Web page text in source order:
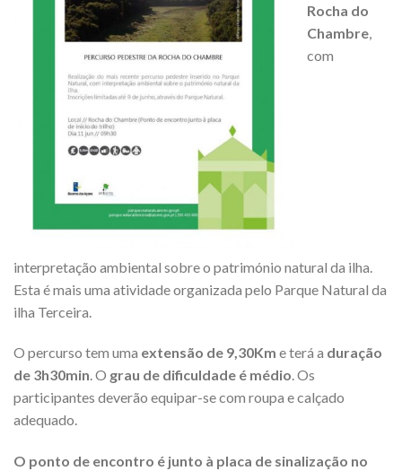
Rocha do
Chambre
com
interpretação ambiental sobre o património natural da ilha.
Esta é mais uma atividade organizada pelo Parque Natural da
ilha Terceira.
O percurso tem uma extensão de 9,30Km e terá a duração
de 3h30min. O grau de dificuldade é médio. Os
participantes deverão equipar-se com roupa e calçado
adequado.
O ponto de encontro é junto à placa de sinalização no